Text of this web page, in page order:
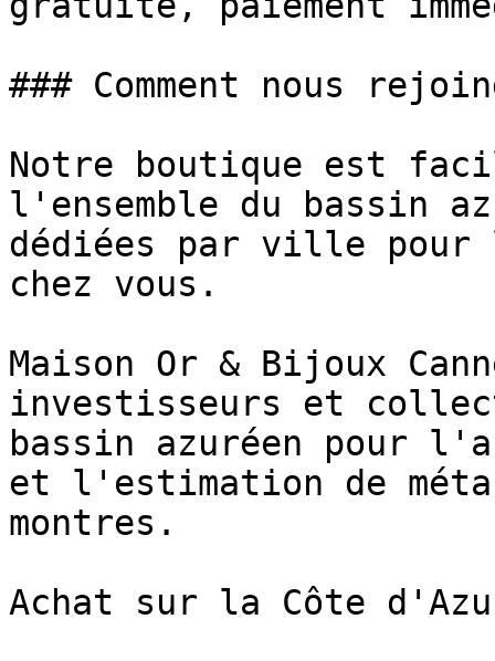
### Comment nous
Notre boutique est
l'ensemble du bassin
dédiées par ville pour
chez vous.
Maison Or & Bijoux
investisseurs et
bassin azuréen pour
et l'estimation de
montres.
Achat sur la Côte